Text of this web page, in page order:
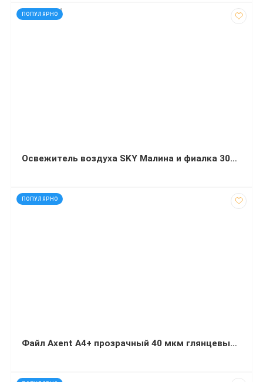
ПОПУЛЯРНО
код: 290334
Освежитель воздуха SKY Малина и фиалка 300 мл
ПОПУЛЯРНО
код: 7473
Файл Axent А4+ прозрачный 40 мкм глянцевый 100 штук
код: 92677